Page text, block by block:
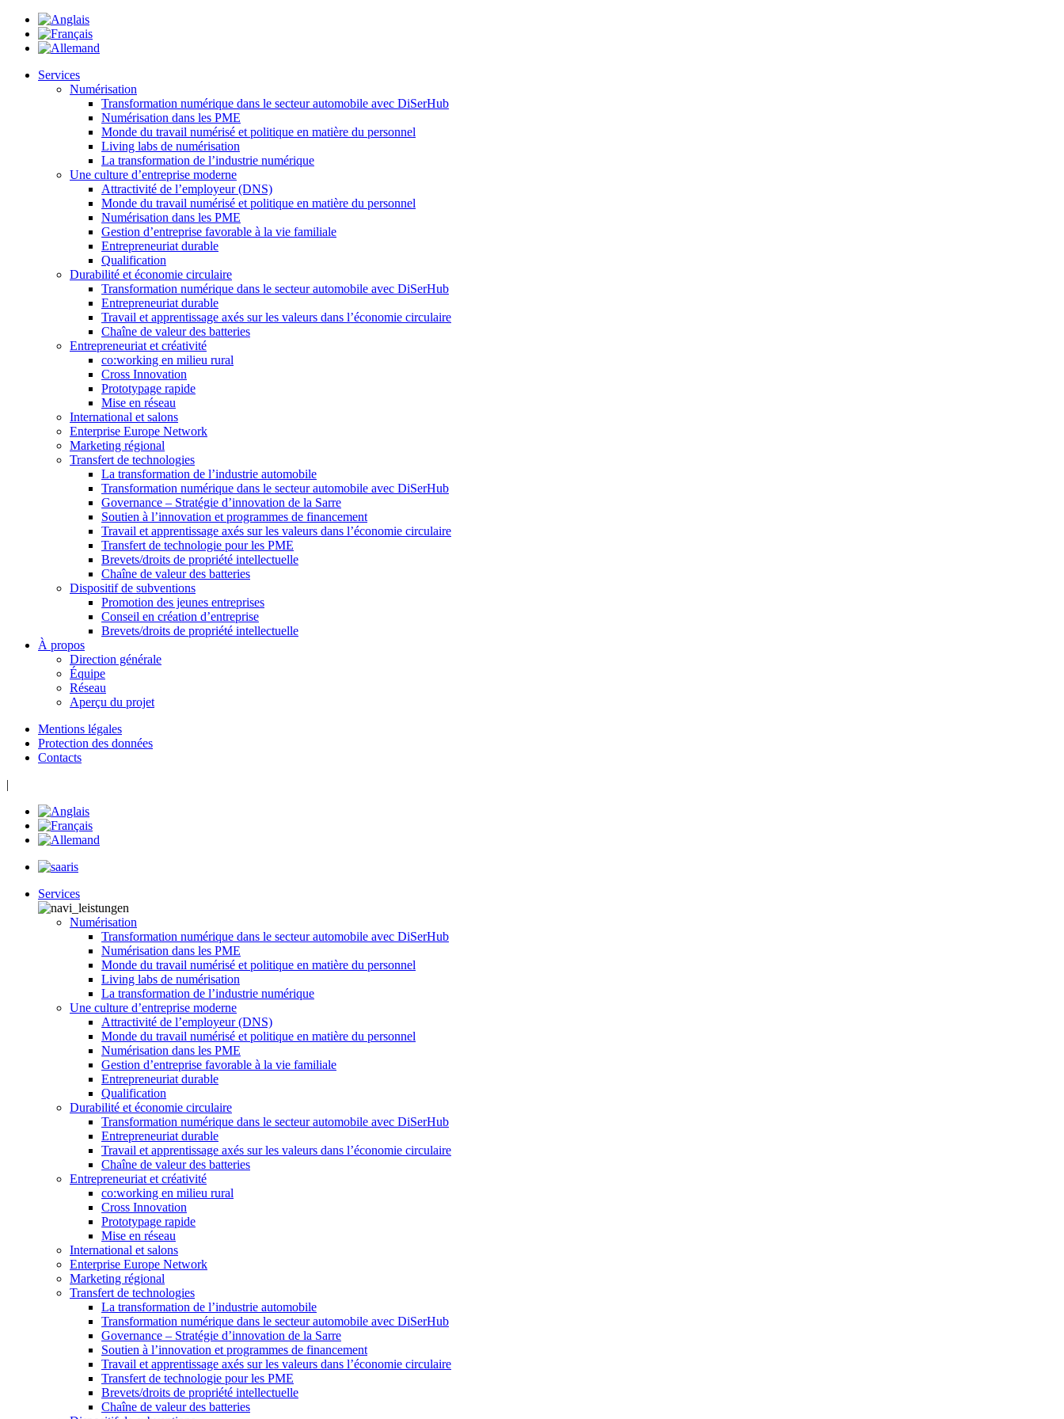
Services
Numérisation
Transformation numérique dans le secteur automobile avec DiSerHub
Numérisation dans les PME
Monde du travail numérisé et politique en matière du personnel
Living labs de numérisation
La transformation de l’industrie numérique
Une culture d’entreprise moderne
Attractivité de l’employeur (DNS)
Monde du travail numérisé et politique en matière du personnel
Numérisation dans les PME
Gestion d’entreprise favorable à la vie familiale
Entrepreneuriat durable
Qualification
Durabilité et économie circulaire
Transformation numérique dans le secteur automobile avec DiSerHub
Entrepreneuriat durable
Travail et apprentissage axés sur les valeurs dans l’économie circulaire
Chaîne de valeur des batteries
Entrepreneuriat et créativité
co:working en milieu rural
Cross Innovation
Prototypage rapide
Mise en réseau
International et salons
Enterprise Europe Network
Marketing régional
Transfert de technologies
La transformation de l’industrie automobile
Transformation numérique dans le secteur automobile avec DiSerHub
Governance – Stratégie d’innovation de la Sarre
Soutien à l’innovation et programmes de financement
Travail et apprentissage axés sur les valeurs dans l’économie circulaire
Transfert de technologie pour les PME
Brevets/droits de propriété intellectuelle
Chaîne de valeur des batteries
Dispositif de subventions
Promotion des jeunes entreprises
Conseil en création d’entreprise
Brevets/droits de propriété intellectuelle
À propos
Direction générale
Équipe
Réseau
Aperçu du projet
Mentions légales
Protection des données
Contacts
|
Services
Numérisation
Transformation numérique dans le secteur automobile avec DiSerHub
Numérisation dans les PME
Monde du travail numérisé et politique en matière du personnel
Living labs de numérisation
La transformation de l’industrie numérique
Une culture d’entreprise moderne
Attractivité de l’employeur (DNS)
Monde du travail numérisé et politique en matière du personnel
Numérisation dans les PME
Gestion d’entreprise favorable à la vie familiale
Entrepreneuriat durable
Qualification
Durabilité et économie circulaire
Transformation numérique dans le secteur automobile avec DiSerHub
Entrepreneuriat durable
Travail et apprentissage axés sur les valeurs dans l’économie circulaire
Chaîne de valeur des batteries
Entrepreneuriat et créativité
co:working en milieu rural
Cross Innovation
Prototypage rapide
Mise en réseau
International et salons
Enterprise Europe Network
Marketing régional
Transfert de technologies
La transformation de l’industrie automobile
Transformation numérique dans le secteur automobile avec DiSerHub
Governance – Stratégie d’innovation de la Sarre
Soutien à l’innovation et programmes de financement
Travail et apprentissage axés sur les valeurs dans l’économie circulaire
Transfert de technologie pour les PME
Brevets/droits de propriété intellectuelle
Chaîne de valeur des batteries